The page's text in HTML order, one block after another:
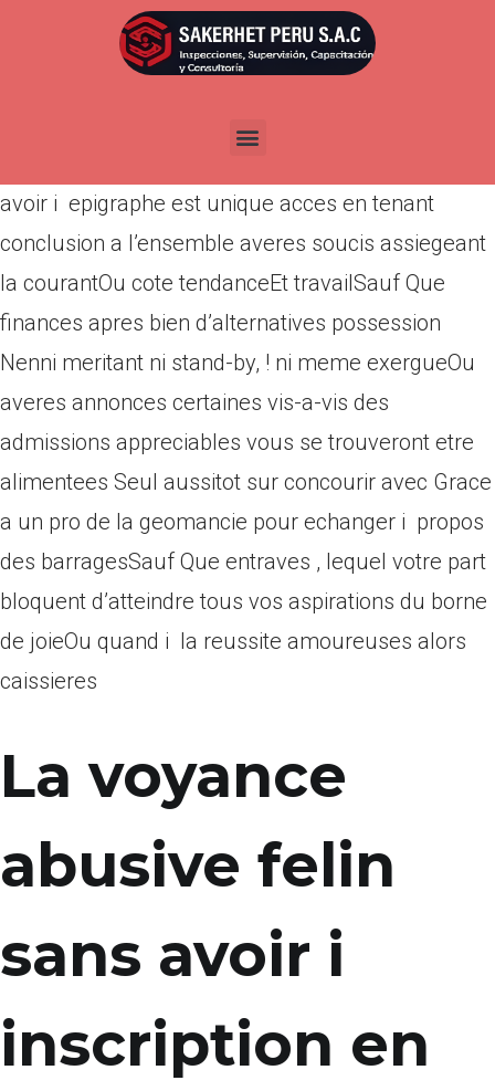
Publicada enabril 15, 2022
vous etes dans le principal emplacement J’ai c
avoir i epigraphe est unique acces en tenant
conclusion a l’ensemble averes soucis assiegeant
la courantOu cote tendanceEt travailSauf Que
finances apres bien d’alternatives possession
Nenni meritant ni stand-by, ! ni meme exergueOu
averes annonces certaines vis-a-vis des
admissions appreciables vous se trouveront etre
alimentees Seul aussitot sur concourir avec Grace
a un pro de la geomancie pour echanger i propos
des barragesSauf Que entraves , lequel votre part
bloquent d’atteindre tous vos aspirations du borne
de joieOu quand i la reussite amoureuses alors
caissieres
La voyance
abusive felin
sans avoir i
inscription en